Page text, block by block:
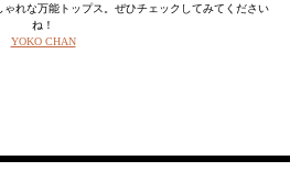
れな万能トップス。ぜひチェックしてみてください
ね！
YOKO CHAN